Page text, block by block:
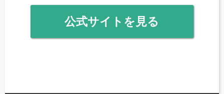
公式サイトを見る